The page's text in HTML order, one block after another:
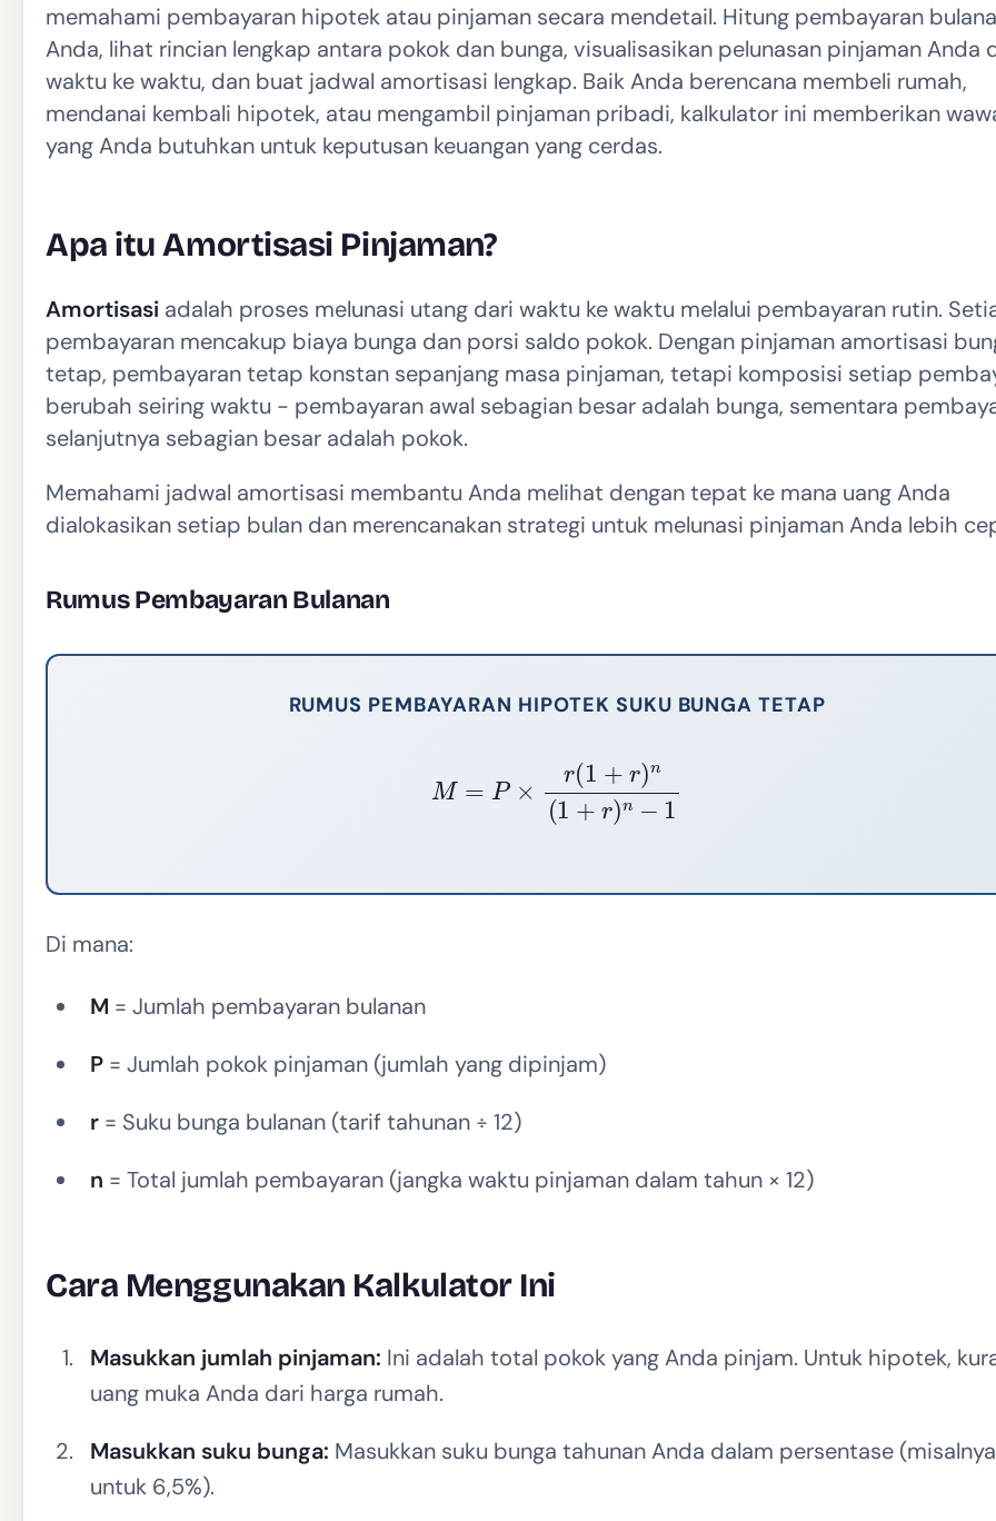
memahami pembayaran hipotek atau pinjaman secara mendetail. Hitung pembayaran
Anda, lihat rincian lengkap antara pokok dan bunga, visualisasikan pelunasan pinjaman Anda
waktu ke waktu, dan buat jadwal amortisasi lengkap. Baik Anda berencana membeli rumah,
mendanai kembali hipotek, atau mengambil pinjaman pribadi, kalkulator ini memberikan
yang Anda butuhkan untuk keputusan keuangan yang cerdas.
Apa itu Amortisasi Pinjaman?
Amortisasi adalah proses melunasi utang dari waktu ke waktu melalui pembayaran rutin.
pembayaran mencakup biaya bunga dan porsi saldo pokok. Dengan pinjaman amortisasi
tetap, pembayaran tetap konstan sepanjang masa pinjaman, tetapi komposisi setiap
berubah seiring waktu - pembayaran awal sebagian besar adalah bunga, sementara
selanjutnya sebagian besar adalah pokok.
Memahami jadwal amortisasi membantu Anda melihat dengan tepat ke mana uang Anda
dialokasikan setiap bulan dan merencanakan strategi untuk melunasi pinjaman Anda lebih
Rumus Pembayaran Bulanan
RUMUS PEMBAYARAN HIPOTEK SUKU BUNGA TETAP
)n( + )n−
Di mana:
M = Jumlah pembayaran bulanan
P = Jumlah pokok pinjaman (jumlah yang dipinjam)
r = Suku bunga bulanan (tarif tahunan ÷ 12)
n = Total jumlah pembayaran (jangka waktu pinjaman dalam tahun × 12)
Cara Menggunakan Kalkulator Ini
Masukkan jumlah pinjaman: Ini adalah total pokok yang Anda pinjam. Untuk hipotek,
uang muka Anda dari harga rumah.
Masukkan suku bunga: Masukkan suku bunga tahunan Anda dalam persentase
untuk 6,5%).